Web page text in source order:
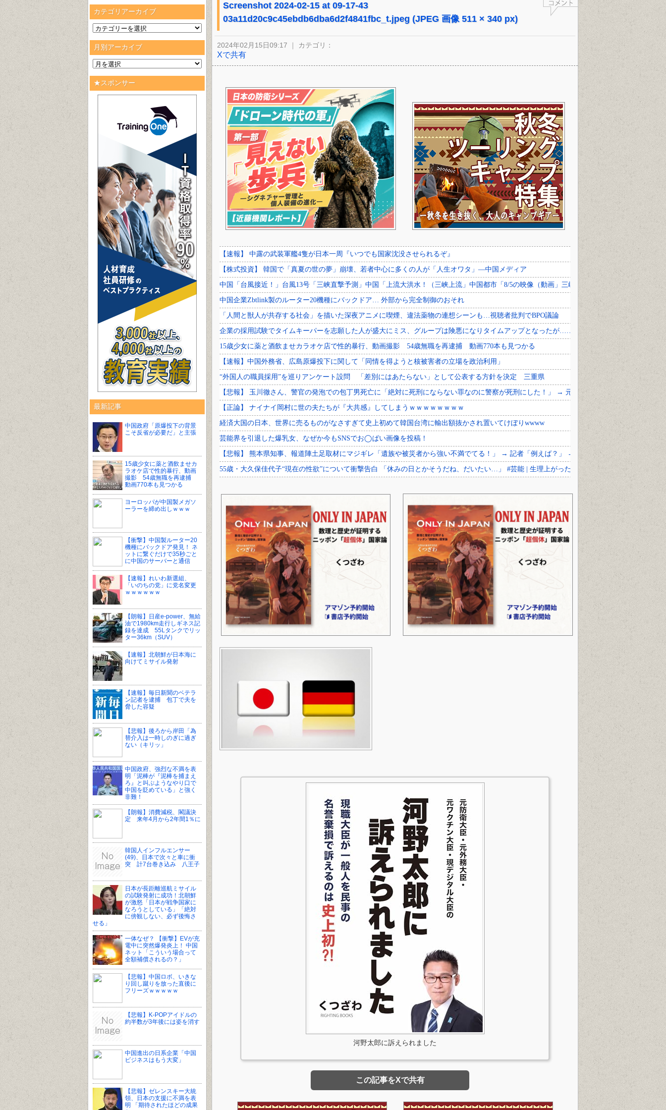
カテゴリアーカイブ
月別アーカイブ
★スポンサー
最新記事
中国政府「原爆投下の背景
こそ反省が必要だ」と主張
15歳少女に薬と酒飲ませカ
ラオケ店で性的暴行、動画
撮影 54歳無職を再逮捕
動画770本も見つかる
ヨーロッパが中国製メガソ
ーラーを締め出しｗｗｗ
【衝撃】中国製ルーター20
機種にバックドア発見！ ネ
ットに繋ぐだけで35秒ごと
に中国のサーバーと通信
【速報】れいわ新選組、
「いのちの党」に党名変更
ｗｗｗｗｗｗ
【朗報】日産e-power、無給
油で1980km走行しギネス記
録を達成 55Lタンクでリッ
ター36km（SUV）
【速報】北朝鮮が日本海に
向けてミサイル発射
【速報】毎日新聞のベテラ
ン記者を逮捕 包丁で夫を
脅した容疑
【悲報】後ろから岸田「為
替介入は一時しのぎに過ぎ
ない（キリッ」
中国政府、強烈な不満を表
明「泥棒が『泥棒を捕まえ
ろ』と叫ぶようなやり口で
中国を貶めている」と強く
非難！
【朗報】消費減税、閣議決
定 来年4月から2年間1％に
韓国人インフルエンサー
(49)、日本で次々と車に衝
突 計7台巻き込み 八王子
日本が長距離巡航ミサイル
の試験発射に成功！北朝鮮
が激怒「日本が戦争国家に
なろうとしている」「絶対
に傍観しない、必ず後悔さ
せる」
一体なぜ？ 【衝撃】EVが充
電中に突然爆発炎上！ 中国
ネット「こういう場合って
全額補償されるの？」
【悲報】中国ロボ、いきな
り回し蹴りを放った直後に
フリーズｗｗｗｗｗ
【悲報】K-POPアイドルの
約半数が3年後には姿を消す
中国進出の日系企業「中国
ビジネスはもう大変」
【悲報】ゼレンスキー大統
領、日本の支援に不満を表
明 「期待されたほどの成果
Screenshot 2024-02-15 at 09-17-43
03a11d20c9c45ebdb6dba6d2f4841fbc_t.jpeg (JPEG 画像 511 × 340 px)
2024年02月15日09:17 ｜ カテゴリ：
Xで共有
河野太郎に訴えられました
この記事をXで共有